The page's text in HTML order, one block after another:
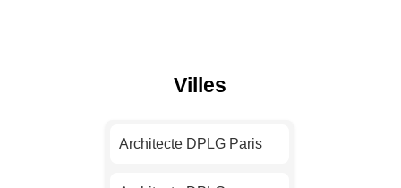
Villes
Architecte DPLG Paris